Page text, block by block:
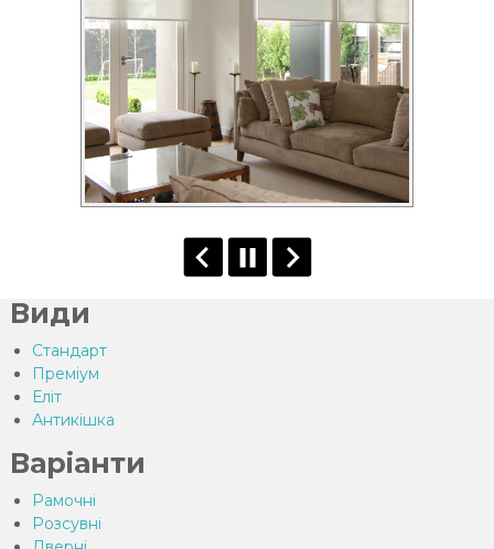
Види
Стандарт
Преміум
Еліт
Антикішка
Варіанти
Рамочні
Розсувні